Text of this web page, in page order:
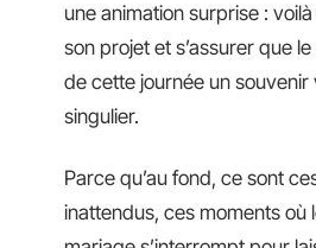
une animation surprise :
son projet et s’assurer que
de cette journée un souvenir
singulier.
Parce qu’au fond, ce sont
inattendus, ces moments où